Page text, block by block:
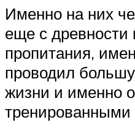
Именно на них
еще с древности
пропитания,
проводил
жизни и именно